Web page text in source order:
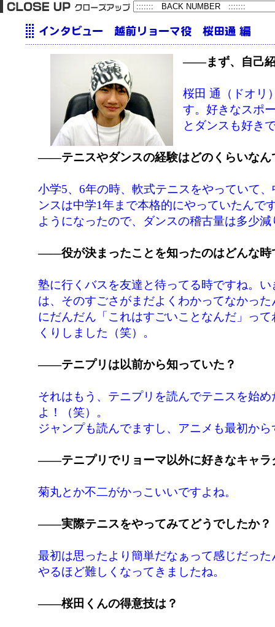
――まず、自己紹
桜田 通（ドオリ
す。好きなスポ
とダンスも好き
――テニスやダンスの経験はどのくらいなん
小学5、6年の時、軟式テニスをやっていて
ンスは中学1年まで本格的にやっていたんで
ようになったので、ダンスの稽古量は多少
――役が決まったことを知ったのはどんな時
塾に行くバスを友達と待ってる時ですね。
は、そのすごさがまだよくわかってなかっ
にだんだん「これはすごいことなんだ」っ
くりしました（笑）。
――テニプリは以前から知っていた？
それはもう、テニプリを読んでテニスを始
よ！（笑）。
ジャンプも読んでますし、アニメも最初か
――テニプリでリョーマ以外に好きなキャラ
菊丸とか不二がかっこいいですよね。
――実際テニスをやってみてどうでしたか？
最初は思ったより簡単だなぁって感じだっ
やるほど難しくなってきましたね。
――桜田くんの得意技は？